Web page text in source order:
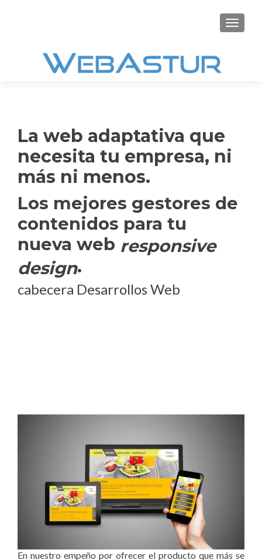
La web adaptativa que
necesita tu empresa, ni
más ni menos.
Los mejores gestores de
contenidos para tu
nueva web responsive
design.
cabecera Desarrollos Web
En nuestro empeño por ofrecer el producto que más se